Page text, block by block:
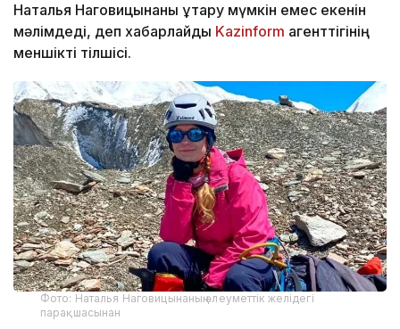
Наталья Наговицынаны құтқару мүмкін емес екенін
мәлімдеді, деп хабарлайды Kazinform агенттігінің
меншікті тілшісі.
Фото: Наталья Наговицынаның әлеуметтік желідегі
парақшасынан